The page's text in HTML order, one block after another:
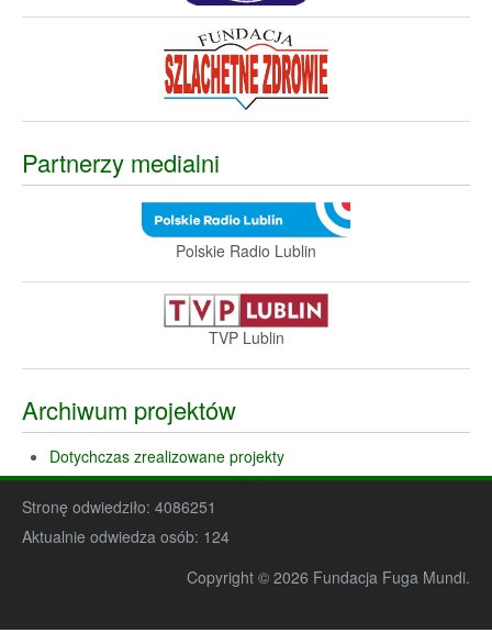
Partnerzy medialni
Polskie Radio Lublin
TVP Lublin
Archiwum projektów
Dotychczas zrealizowane projekty
Stronę odwiedziło: 4086251
Aktualnie odwiedza osób: 124
Copyright © 2026 Fundacja Fuga Mundi.